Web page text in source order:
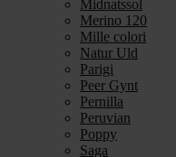
Midnatssol
Merino 120
Mille colori
Natur Uld
Parigi
Peer Gynt
Pernilla
Peruvian
Poppy
Saga